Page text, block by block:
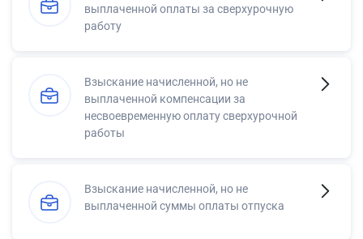
выплаченной оплаты за сверхурочную
работу
Взыскание начисленной, но не
выплаченной компенсации за
несвоевременную оплату сверхурочной
работы
Взыскание начисленной, но не
выплаченной суммы оплаты отпуска